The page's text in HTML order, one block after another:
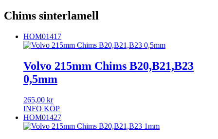
Chims sinterlamell
HOM01417
Volvo 215mm Chims B20,B21,B23
0,5mm
265,00 kr
INFO KÖP
HOM01427